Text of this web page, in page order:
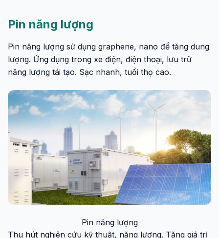
Pin năng lượng
Pin năng lượng sử dụng graphene, nano để tăng dung
lượng. Ứng dụng trong xe điện, điện thoại, lưu trữ
năng lượng tái tạo. Sạc nhanh, tuổi thọ cao.
Pin năng lượng
Thu hút nghiên cứu kỹ thuật, năng lượng. Tăng giá trị